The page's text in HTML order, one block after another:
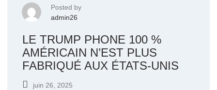
Posted by
admin26
LE TRUMP PHONE 100 %
AMÉRICAIN N’EST PLUS
FABRIQUÉ AUX ÉTATS-UNIS
juin 26, 2025